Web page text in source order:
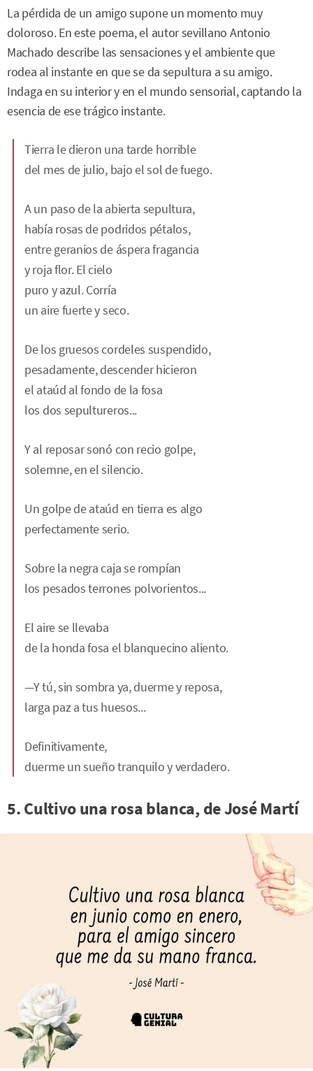
La pérdida de un amigo supone un momento muy
doloroso. En este poema, el autor sevillano Antonio
Machado describe las sensaciones y el ambiente que
rodea al instante en que se da sepultura a su amigo.
Indaga en su interior y en el mundo sensorial, captando la
esencia de ese trágico instante.
Tierra le dieron una tarde horrible
del mes de julio, bajo el sol de fuego.
A un paso de la abierta sepultura,
había rosas de podridos pétalos,
entre geranios de áspera fragancia
y roja flor. El cielo
puro y azul. Corría
un aire fuerte y seco.
De los gruesos cordeles suspendido,
pesadamente, descender hicieron
el ataúd al fondo de la fosa
los dos sepultureros...
Y al reposar sonó con recio golpe,
solemne, en el silencio.
Un golpe de ataúd en tierra es algo
perfectamente serio.
Sobre la negra caja se rompían
los pesados terrones polvorientos...
El aire se llevaba
de la honda fosa el blanquecino aliento.
—Y tú, sin sombra ya, duerme y reposa,
larga paz a tus huesos...
Definitivamente,
duerme un sueño tranquilo y verdadero.
5. Cultivo una rosa blanca, de José Martí